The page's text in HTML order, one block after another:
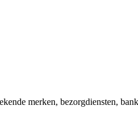
merken, bezorgdiensten,